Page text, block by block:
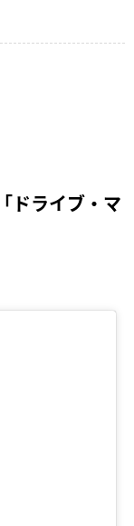
ドライブ・マ